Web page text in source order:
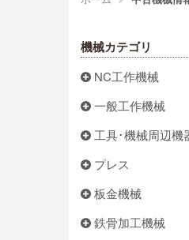
機械カテゴリ
NC工作機械
一般工作機械
工具･機械周辺機
プレス
板金機械
鉄骨加工機械